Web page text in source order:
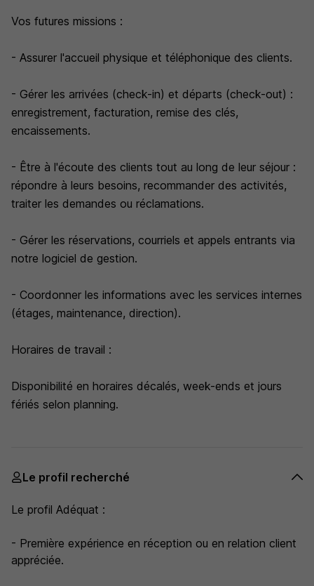
Vos futures missions :
- Assurer l'accueil physique et téléphonique des clients.
- Gérer les arrivées (check-in) et départs (check-out) :
enregistrement, facturation, remise des clés,
encaissements.
- Être à l'écoute des clients tout au long de leur séjour :
répondre à leurs besoins, recommander des activités,
traiter les demandes ou réclamations.
- Gérer les réservations, courriels et appels entrants via
notre logiciel de gestion.
- Coordonner les informations avec les services internes
(étages, maintenance, direction).
Horaires de travail :
Disponibilité en horaires décalés, week-ends et jours
fériés selon planning.
Le profil recherché
Le profil Adéquat :
- Première expérience en réception ou en relation client
appréciée.